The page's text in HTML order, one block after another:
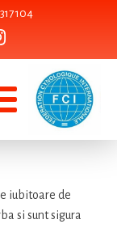
104
iubitoare de
si sunt sigura